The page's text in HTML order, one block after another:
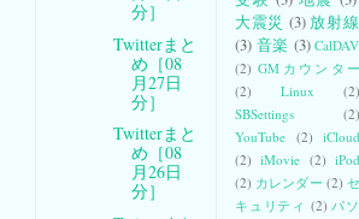
分］
Twitterまと
め［08
月27日
分］
Twitterまと
め［08
月26日
分］
大震災 (3) 放射線
(3) 音楽 (3) CalDAV
(2) GMカウンター
(2)
Linux
(2)
SBSettings
(2)
YouTube (2) iCloud
(2) iMovie (2) iPod
(2) カレンダー (2) セ
キュリティ (2) パソ